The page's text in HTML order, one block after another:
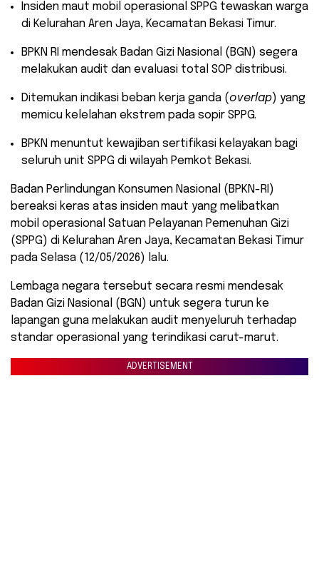
​Insiden maut mobil operasional SPPG tewaskan warga
di Kelurahan Aren Jaya, Kecamatan Bekasi Timur.
​BPKN RI mendesak Badan Gizi Nasional (BGN) segera
melakukan audit dan evaluasi total SOP distribusi.
​Ditemukan indikasi beban kerja ganda (overlap) yang
memicu kelelahan ekstrem pada sopir SPPG.
​BPKN menuntut kewajiban sertifikasi kelayakan bagi
seluruh unit SPPG di wilayah Pemkot Bekasi.
​Badan Perlindungan Konsumen Nasional (BPKN-RI)
bereaksi keras atas insiden maut yang melibatkan
mobil operasional Satuan Pelayanan Pemenuhan Gizi
(SPPG) di Kelurahan Aren Jaya, Kecamatan Bekasi Timur
pada Selasa (12/05/2026) lalu.
Lembaga negara tersebut secara resmi mendesak
Badan Gizi Nasional (BGN) untuk segera turun ke
lapangan guna melakukan audit menyeluruh terhadap
standar operasional yang terindikasi carut-marut.
ADVERTISEMENT